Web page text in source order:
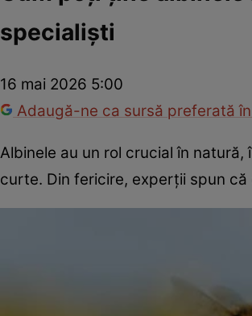
specialiști
16 mai 2026 5:00
Adaugă-ne ca sursă preferată
Albinele au un rol crucial în
curte. Din fericire, experții spun